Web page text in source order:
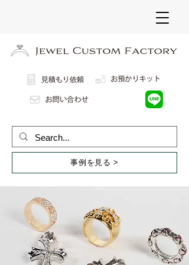
事例を見る >